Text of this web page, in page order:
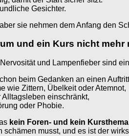
Gesichter.
sie nehmen dem Anfang den
und ein Kurs nicht mehr
und Lampenfieber sind
beim Gedanken an einen
wie Zittern, Übelkeit oder Atemnot,
einschränkt,
oder Phobie.
kein Foren- und kein Kursthema
schämen musst, und es ist der